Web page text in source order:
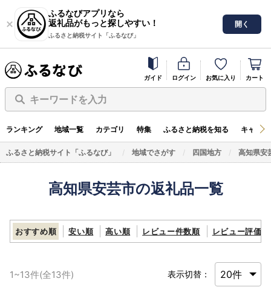
ふるなびアプリなら
返礼品がもっと探しやすい！
ふるさと納税サイト「ふるなび」
開く
ガイド ログイン お気に入り カート
キーワードを入力
ランキング 地域一覧 カテゴリ 特集 ふるさと納税を知る キャン
ふるさと納税サイト「ふるなび」 地域でさがす 四国地方 高知県安
高知県安芸市の返礼品一覧
おすすめ順 安い順 高い順 レビュー件数順 レビュー評価順
1~13件(全13件) 表示切替：